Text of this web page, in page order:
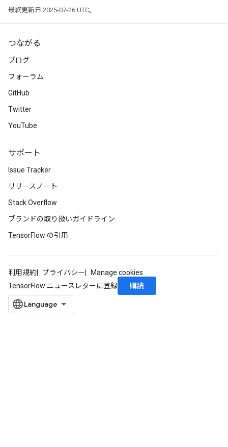
最終更新日 2025-07-26 UTC。
つながる
ブログ
フォーラム
GitHub
Twitter
YouTube
サポート
Issue Tracker
リリースノート
Stack Overflow
ブランドの取り扱いガイドライン
TensorFlow の引用
利用規約 プライバシー
Manage cookies
TensorFlow ニュースレターに登録
購読